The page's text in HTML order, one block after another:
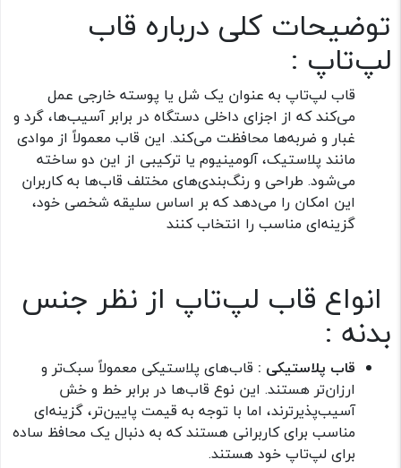
توضیحات کلی درباره قاب
لپ‌تاپ :
قاب لپ‌تاپ به عنوان یک شل یا پوسته خارجی عمل
می‌کند که از اجزای داخلی دستگاه در برابر آسیب‌ها، گرد و
غبار و ضربه‌ها محافظت می‌کند. این قاب معمولاً از موادی
مانند پلاستیک، آلومینیوم یا ترکیبی از این دو ساخته
می‌شود. طراحی و رنگ‌بندی‌های مختلف قاب‌ها به کاربران
این امکان را می‌دهد که بر اساس سلیقه شخصی خود،
گزینه‌ای مناسب را انتخاب کنند
انواع قاب لپ‌تاپ از نظر جنس
بدنه :
قاب پلاستیکی : قاب‌های پلاستیکی معمولاً سبک‌تر و
ارزان‌تر هستند. این نوع قاب‌ها در برابر خط و خش
آسیب‌پذیرترند، اما با توجه به قیمت پایین‌تر، گزینه‌ای
مناسب برای کاربرانی هستند که به دنبال یک محافظ ساده
برای لپ‌تاپ خود هستند.